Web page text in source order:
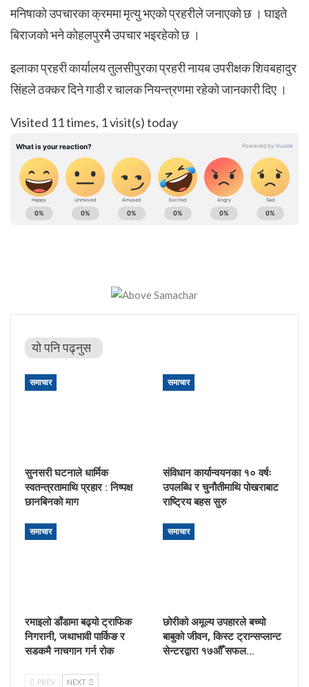
मनिषाको उपचारका क्रममा मृत्यु भएको प्रहरीले जनाएको छ । घाइते
बिराजको भने कोहलपुरमै उपचार भइरहेको छ ।
इलाका प्रहरी कार्यालय तुलसीपुरका प्रहरी नायब उपरीक्षक शिवबहादुर
सिंहले ठक्कर दिने गाडी र चालक नियन्त्रणमा रहेको जानकारी दिए ।
Visited 11 times, 1 visit(s) today
यो पनि पढ्नुस
समाचार
सुनसरी घटनाले धार्मिक
स्वतन्त्रतामाथि प्रहार : निष्पक्ष
छानबिनको माग
समाचार
संविधान कार्यान्वयनका १० वर्षः
उपलब्धि र चुनौतीमाथि पोखराबाट
राष्ट्रिय बहस सुरु
समाचार
रमाइलो डाँडामा बढ्यो ट्राफिक
निगरानी, जथाभावी पार्किङ र
सडकमै नाचगान गर्न रोक
समाचार
छोरीको अमूल्य उपहारले बच्यो
बाबुको जीवन, किस्ट ट्रान्सप्लान्ट
सेन्टरद्वारा १७औँ सफल…
PREV NEXT